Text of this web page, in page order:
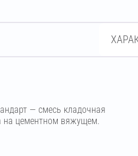
— смесь кладочная
на цементном вяжущем.